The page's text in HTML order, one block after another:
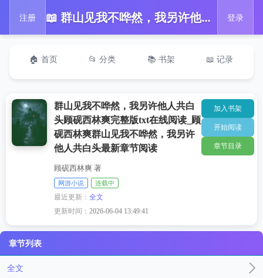
注册 📖 群山见我不哗然，我另许他人共白头顾砚西林爽完整版txt在线阅读_顾砚西林爽群山见我不哗然，我另许他人共白头最新章节阅读 登录
🏠 首页 📂 分类 📚 书架 📖 记录
群山见我不哗然，我另许他人共白
头顾砚西林爽完整版txt在线阅读_顾
砚西林爽群山见我不哗然，我另许
他人共白头最新章节阅读
顾砚西林爽 著
网游小说 连载中
最近更新：全文
更新时间：2026-06-04 13:49:41
加入书架
开始阅读
章节目录
章节列表
全文